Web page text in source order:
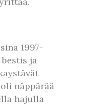
1997-
ja
näppärää
hajulla